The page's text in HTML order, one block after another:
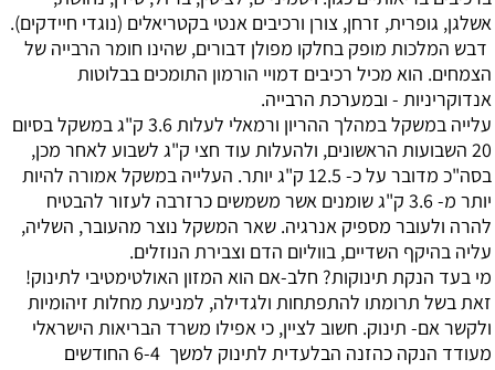
אשלגן, גופרית, זרחן, צורן ורכיבים אנטי בקטריאלים (נוגדי חיידקים).
דבש המלכות מופק בחלקו מפולן דבורים, שהינו חומר הרבייה של
הצמחים. הוא מכיל רכיבים דמויי הורמון התומכים בבלוטות
אנדוקריניות - ובמערכת הרבייה.
עלייה במשקל במהלך ההריון
ורמאלי לעלות 3.6 ק"ג במשקל בסיום
20 השבועות הראשונים, ולהעלות עוד חצי ק"ג לשבוע לאחר מכן,
בסה"כ מדובר על כ- 12.5 ק"ג יותר. העלייה במשקל אמורה להיות
יותר מ- 3.6 ק"ג שומנים אשר משמשים כרזרבה לעזור להבטיח
להרה ולעובר מספיק אנרגיה. שאר המשקל נוצר מהעובר, השליה,
עליה בהיקף השדיים, בווליום הדם וצבירת הנוזלים.
מי בעד הנקת תינוקות? חלב-אם הוא המזון האולטימטיבי לתינוק!
זאת בשל תרומתו להתפתחות ולגדילה, למניעת מחלות זיהומיות
ולקשר אם- תינוק. חשוב לציין, כי אפילו משרד הבריאות הישראלי
מעודד הנקה כהזנה הבלעדית לתינוק למשך 6-4 ‏החודשים